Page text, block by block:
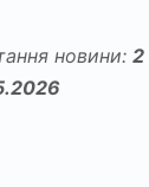
новини: 2